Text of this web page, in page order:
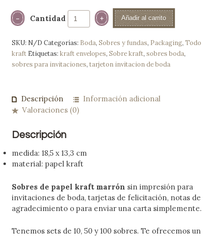
Cantidad Añadir al carrito
SKU: N/D Categorías: Boda,Sobres y fundas, Packaging,Todo
kraft Etiquetas:kraft envelopes,Sobre kraft,sobres boda,
sobres para invitaciones,tarjeton invitacion de boda
Descripción
Información adicional
Valoraciones (0)
Descripción
medida: 18,5 x 13,3 cm
material: papel kraft
Sobres de papel kraft marrón sin impresión para
invitaciones de boda, tarjetas de felicitación, notas de
agradecimiento o para enviar una carta simplemente.
Tenemos sets de 10, 50 y 100 sobres. Te ofrecemos un